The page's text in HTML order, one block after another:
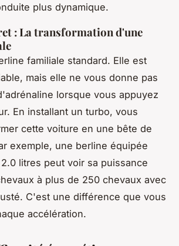
plus dynamique.
: La transformation d'une
familiale standard. Elle est
mais elle ne vous donne pas
lorsque vous appuyez
En installant un turbo, vous
cette voiture en une bête de
exemple, une berline équipée
litres peut voir sa puissance
à plus de 250 chevaux avec
C'est une différence que vous
accélération.